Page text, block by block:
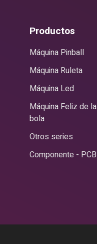
Productos
Máquina Pinball
Máquina Ruleta
Máquina Led
Máquina Feliz de la
bola
Otros series
Componente - PCB